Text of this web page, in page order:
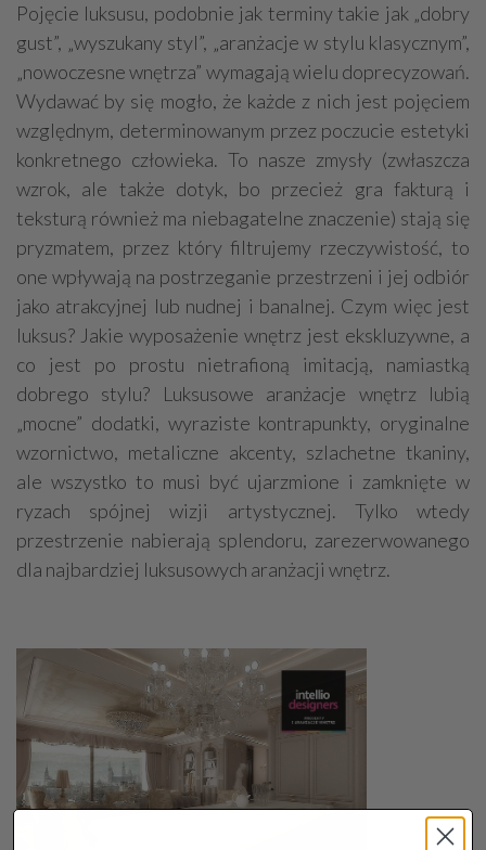
Pojęcie luksusu, podobnie jak terminy takie jak „dobry
gust”, „wyszukany styl”, „aranżacje w stylu klasycznym”,
„nowoczesne wnętrza” wymagają wielu doprecyzowań.
Wydawać by się mogło, że każde z nich jest pojęciem
względnym, determinowanym przez poczucie estetyki
konkretnego człowieka. To nasze zmysły (zwłaszcza
wzrok, ale także dotyk, bo przecież gra fakturą i
teksturą również ma niebagatelne znaczenie) stają się
pryzmatem, przez który filtrujemy rzeczywistość, to
one wpływają na postrzeganie przestrzeni i jej odbiór
jako atrakcyjnej lub nudnej i banalnej. Czym więc jest
luksus? Jakie wyposażenie wnętrz jest ekskluzywne, a
co jest po prostu nietrafioną imitacją, namiastką
dobrego stylu? Luksusowe aranżacje wnętrz lubią
„mocne” dodatki, wyraziste kontrapunkty, oryginalne
wzornictwo, metaliczne akcenty, szlachetne tkaniny,
ale wszystko to musi być ujarzmione i zamknięte w
ryzach spójnej wizji artystycznej. Tylko wtedy
przestrzenie nabierają splendoru, zarezerwowanego
dla najbardziej luksusowych aranżacji wnętrz.